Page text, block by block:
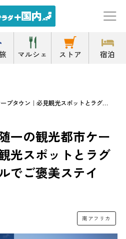
マルシェ ストア 宿泊
【南アフリカ】随一の観光都市ケープタウン｜必見観光スポットとラグジュアリーホテルでご褒美ステイ
一の観光都市ケー
光スポットとラグ
でご褒美ステイ
南アフリカ